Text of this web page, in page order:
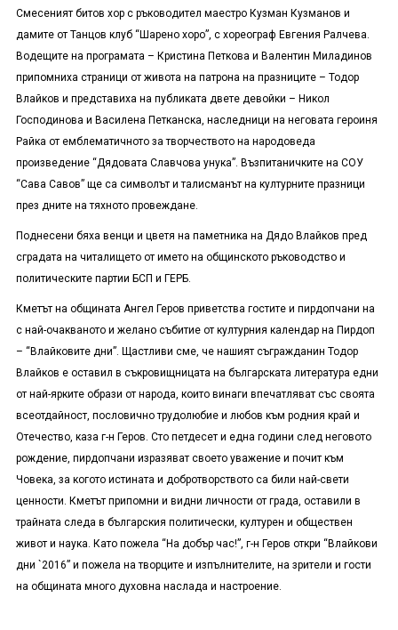
Смесеният битов хор с ръководител маестро Кузман Кузманов и
дамите от Танцов клуб “Шарено хоро”, с хореограф Евгения Ралчева.
Водещите на програмата – Кристина Петкова и Валентин Миладинов
припомниха страници от живота на патрона на празниците – Тодор
Влайков и представиха на публиката двете девойки – Никол
Господинова и Василена Петканска, наследници на неговата героиня
Райка от емблематичното за творчеството на народоведа
произведение “Дядовата Славчова унука”. Възпитаничките на СОУ
“Сава Савов” ще са символът и талисманът на културните празници
през дните на тяхното провеждане.
Поднесени бяха венци и цветя на паметника на Дядо Влайков пред
сградата на читалището от името на общинското ръководство и
политическите партии БСП и ГЕРБ.
Кметът на общината Ангел Геров приветства гостите и пирдопчани на
с най-очакваното и желано събитие от културния календар на Пирдоп
– “Влайковите дни”. Щастливи сме, че нашият съгражданин Тодор
Влайков е оставил в съкровищницата на българската литература едни
от най-ярките образи от народа, които винаги впечатляват със своята
всеотдайност, пословично трудолюбие и любов към родния край и
Отечество, каза г-н Геров. Сто петдесет и една години след неговото
рождение, пирдопчани изразяват своето уважение и почит към
Човека, за когото истината и добротворството са били най-свети
ценности. Кметът припомни и видни личности от града, оставили в
трайната следа в българския политически, културен и обществен
живот и наука. Като пожела “На добър час!”, г-н Геров откри “Влайкови
дни `2016” и пожела на творците и изпълнителите, на зрители и гости
на общината много духовна наслада и настроение.